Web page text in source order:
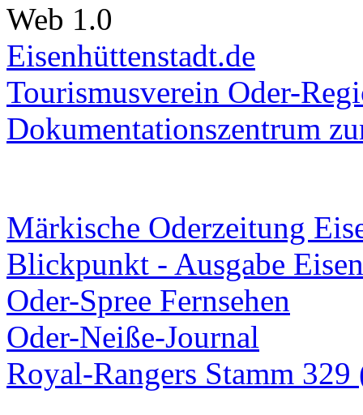
Web 1.0
Eisenhüttenstadt.de
Tourismusverein Oder-
Dokumentationszentrum
Märkische Oderzeitung
Blickpunkt - Ausgabe
Oder-Spree Fernsehen
Oder-Neiße-Journal
Royal-Rangers Stamm